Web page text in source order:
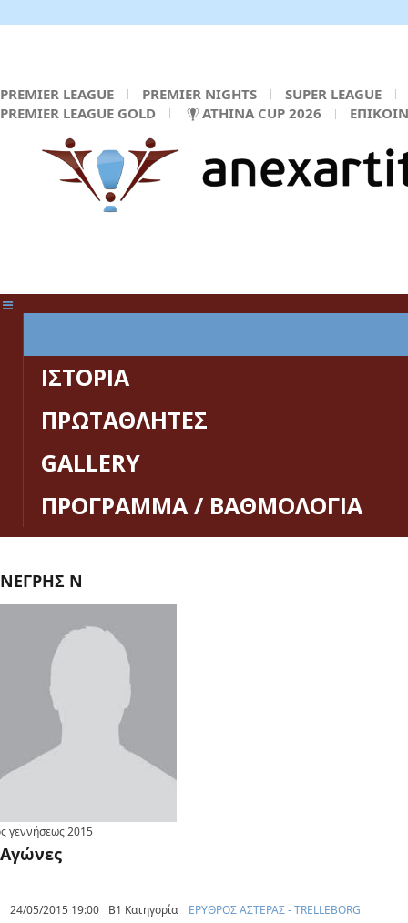
PREMIER LEAGUE PREMIER NIGHTS
SUPER LEAGUE
PREMIER LEAGUE GOLD
ATHINA CUP 2026
ΙΣΤΟΡΙΑ
ΠΡΩΤΑΘΛΗΤΕΣ
GALLERY
ΠΡΟΓΡΑΜΜΑ / ΒΑΘΜΟΛΟΓΙΑ
ΝΕΓΡΗΣ Ν
γεννήσεως2015
Αγώνες
24/05/2015 19:00 Β1 Κατηγορία
ΕΡΥΘΡΟΣ ΑΣΤΕΡΑΣ - TRELLEBORG